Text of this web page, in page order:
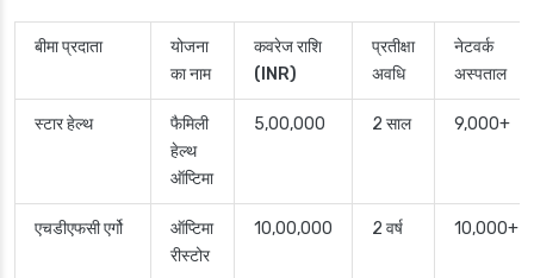
बीमा प्रदाता
योजना
का नाम
कवरेज राशि
(INR)
प्रतीक्षा
अवधि
नेटवर्क
अस्पताल
स्टार हेल्थ
फैमिली
हेल्थ
ऑप्टिमा
5,00,000 2 साल 9,000+
एचडीएफसी एर्गो
ऑप्टिमा
रीस्टोर
10,00,000 2 वर्ष 10,000+